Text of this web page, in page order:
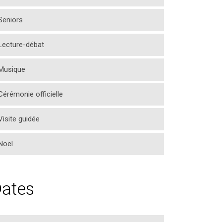
débat
officielle
guidée